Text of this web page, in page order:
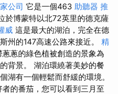
公司 它是一個463 助聽器 推
於博蒙特以北72英里的德克薩
威 這是最大的湖泊，完全在德
州的147高速公路來接近。 精
蔥蔥的綠色植被創造的景象為
背景。 湖泊環繞著美妙的餐
湖有一個輕鬆而舒緩的環境。
的番茄，您可以看到三月至